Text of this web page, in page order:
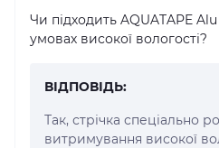
Чи підходить AQUATAPE
умовах високої вологості?
ВІДПОВІДЬ:
Так, стрічка спеціально
витримування високої